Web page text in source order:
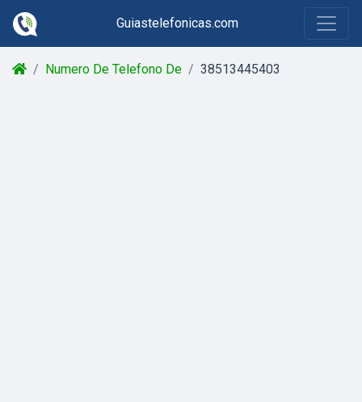
Guiastelefonicas.com
Numero De Telefono De 38513445403